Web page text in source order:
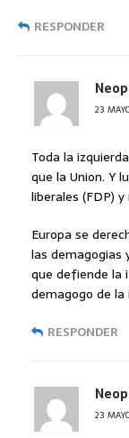
RESPONDER
23
Toda la
que la Union. Y
liberales (FDP)
Europa se
las demagogias
que defiende la
demagogo de la
RESPONDER
23